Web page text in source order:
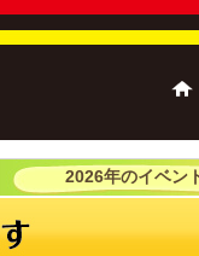
高
2026年のイベン